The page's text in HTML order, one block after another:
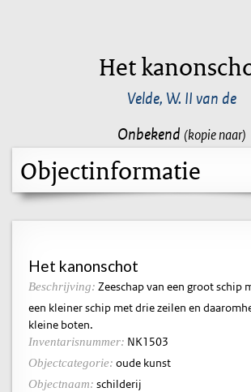
Het
Velde, W. II van de
Onbekend (kopie naar)
Objectinformatie
Het kanonschot
Beschrijving: Zeeschap van een groot schip
een kleiner schip met drie zeilen en
kleine boten.
Inventarisnummer: NK1503
Objectcategorie: oude kunst
Objectnaam: schilderij